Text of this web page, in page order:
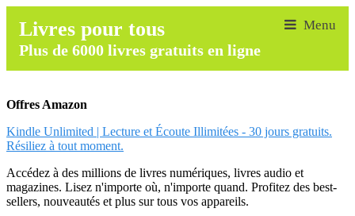
Livres pour tous
Plus de 6000 livres gratuits en ligne
Offres Amazon
Kindle Unlimited | Lecture et Écoute Illimitées - 30 jours gratuits.
Résiliez à tout moment.
Accédez à des millions de livres numériques, livres audio et
magazines. Lisez n'importe où, n'importe quand. Profitez des best-
sellers, nouveautés et plus sur tous vos appareils.